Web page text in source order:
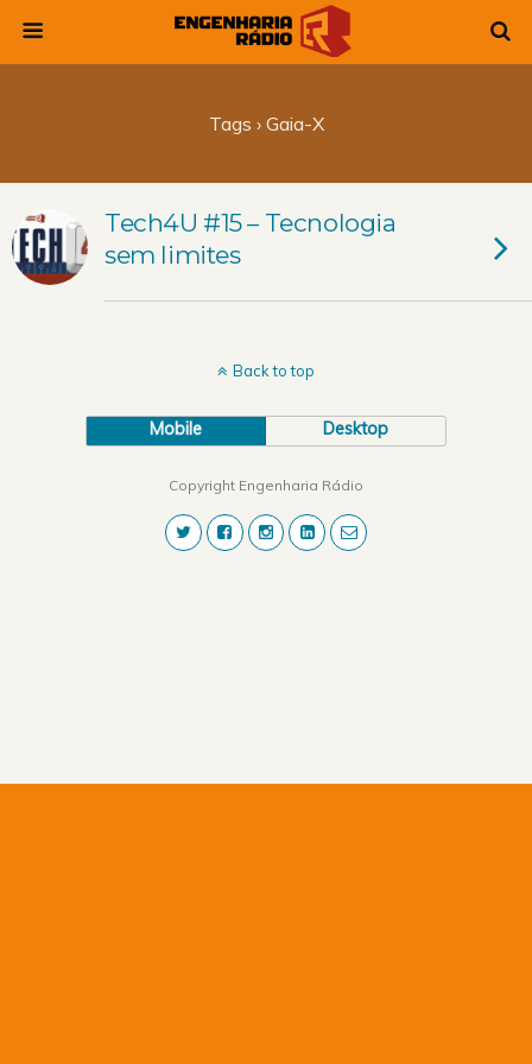
Tags › Gaia-X
Tech4U #15 – Tecnologia
sem limites
Back to top
Mobile Desktop
Copyright Engenharia Rádio